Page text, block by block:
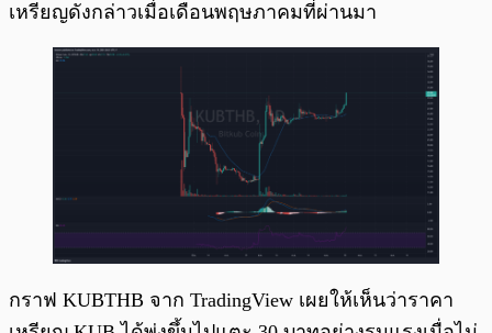
เหรียญดังกล่าวเมื่อเดือนพฤษภาคมที่ผ่านมา
กราฟ KUBTHB จาก TradingView เผยให้เห็นว่าราคา